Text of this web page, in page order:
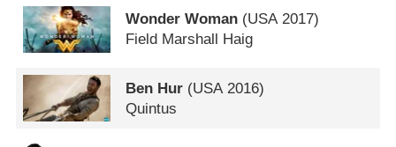
Wonder Woman (USA2017)
Field Marshall Haig
Ben Hur (USA 2016)
Quintus